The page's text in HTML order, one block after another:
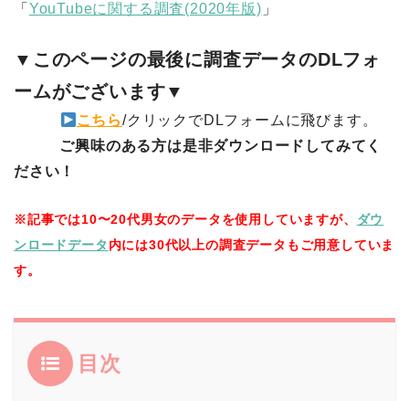
「 YouTubeに関する調査(2020年版) 」
▼このページの最後に調査データのDLフォ
ームがございます▼
こちら/クリックでDLフォームに飛びます。
ご興味のある方は是非ダウンロードしてみてく
ださい！
※記事では10〜20代男女のデータを使用していますが、 ダウ
ンロードデータ 内には30代以上の調査データもご用意していま
す。
目次